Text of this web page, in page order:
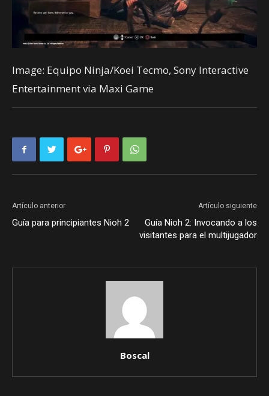
Image: Equipo Ninja/Koei Tecmo, Sony Interactive
Entertainment via Maxi Game
Artículo anterior
Guía para principiantes Nioh 2
Artículo siguiente
Guía Nioh 2: Invocando a los
visitantes para el multijugador
Boscal